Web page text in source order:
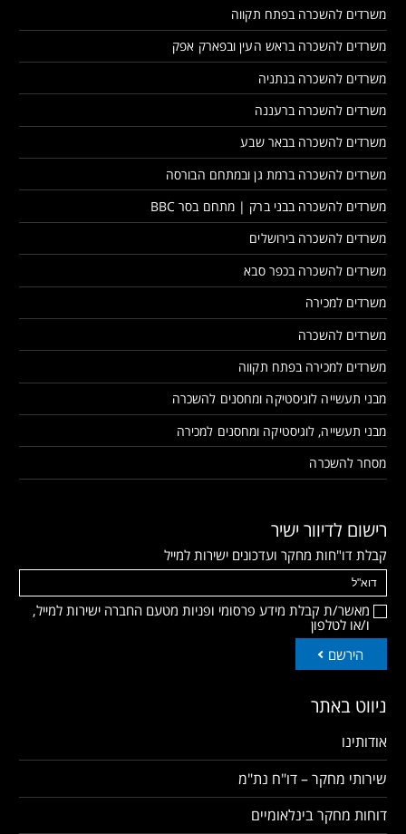
משרדים להשכרה בפתח תקווה
משרדים להשכרה בראש העין ובפארק אפק
משרדים להשכרה בנתניה
משרדים להשכרה ברעננה
משרדים להשכרה בבאר שבע
משרדים להשכרה ברמת גן ובמתחם הבורסה
משרדים להשכרה בבני ברק | מתחם בסר BBC
משרדים להשכרה בירושלים
משרדים להשכרה בכפר סבא
משרדים למכירה
משרדים להשכרה
משרדים למכירה בפתח תקווה
מבני תעשייה לוגיסטיקה ומחסנים להשכרה
מבני תעשייה, לוגיסטיקה ומחסנים למכירה
מסחר להשכרה
רישום לדיוור ישיר
קבלת דו"חות מחקר ועדכונים ישירות למייל
מאשר/ת קבלת מידע פרסומי ופניות מטעם החברה ישירות למייל,
ו/או לטלפון
הירשם
ניווט באתר
אודותינו
שירותי מחקר – דו"ח נת"מ
דוחות מחקר בינלאומיים